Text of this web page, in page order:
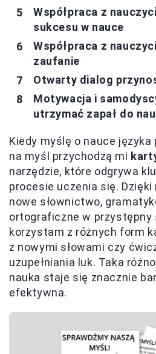
Współpraca z
sukcesu w nauce
Współpraca z
zaufanie
Otwarty dialog
Motywacja i
utrzymać zapał do
Kiedy myślę o nauce języka
na myśl przychodzą mi
narzędzie, które odgrywa
procesie uczenia się.
nowe słownictwo,
ortograficzne w przystępny
korzystam z różnych form
z nowymi słowami czy
uzupełniania luk. Taka
nauka staje się znacznie
efektywna.